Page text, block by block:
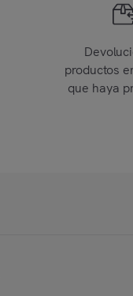
productos
que haya